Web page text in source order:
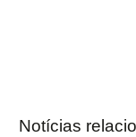
Notícias